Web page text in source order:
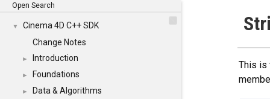
Open Search
▼
Cinema 4D C++ SDK
Change Notes
► Introduction
► Foundations
► Data & Algorithms
This